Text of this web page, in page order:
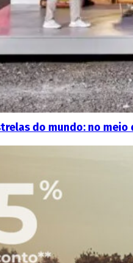
do mundo: no